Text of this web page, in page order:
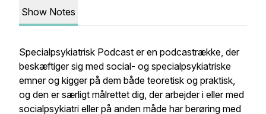
Show Notes
Specialpsykiatrisk Podcast er en podcastrække, der
beskæftiger sig med social- og specialpsykiatriske
emner og kigger på dem både teoretisk og praktisk,
og den er særligt målrettet dig, der arbejder i eller med
socialpsykiatri eller på anden måde har berøring med